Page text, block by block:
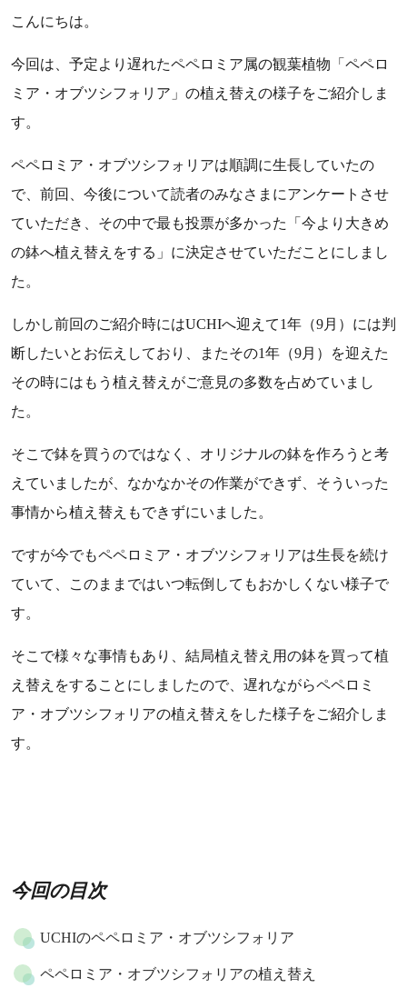
こんにちは。
今回は、予定より遅れたペペロミア属の観葉植物「ペペロ
ミア・オブツシフォリア」の植え替えの様子をご紹介しま
す。
ペペロミア・オブツシフォリアは順調に生長していたの
で、前回、今後について読者のみなさまにアンケートさせ
ていただき、その中で最も投票が多かった「今より大きめ
の鉢へ植え替えをする」に決定させていただことにしまし
た。
しかし前回のご紹介時にはUCHIへ迎えて1年（9月）には判
断したいとお伝えしており、またその1年（9月）を迎えた
その時にはもう植え替えがご意見の多数を占めていまし
た。
そこで鉢を買うのではなく、オリジナルの鉢を作ろうと考
えていましたが、なかなかその作業ができず、そういった
事情から植え替えもできずにいました。
ですが今でもペペロミア・オブツシフォリアは生長を続け
ていて、このままではいつ転倒してもおかしくない様子で
す。
そこで様々な事情もあり、結局植え替え用の鉢を買って植
え替えをすることにしましたので、遅れながらペペロミ
ア・オブツシフォリアの植え替えをした様子をご紹介しま
す。
今回の目次
UCHIのペペロミア・オブツシフォリア
ペペロミア・オブツシフォリアの植え替え